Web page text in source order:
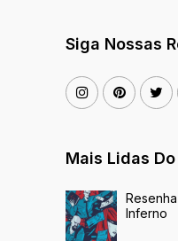
Siga Nossas
Mais Lidas
Inferno